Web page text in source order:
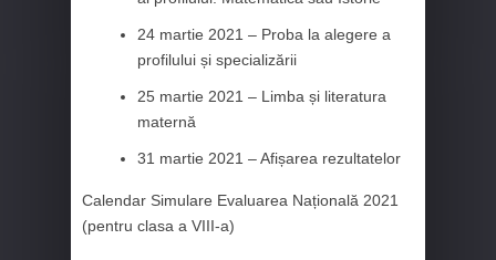
24 martie 2021 – Proba la alegere a
profilului și specializării
25 martie 2021 – Limba și literatura
maternă
31 martie 2021 – Afișarea rezultatelor
Calendar Simulare Evaluarea Națională 2021
(pentru clasa a VIII-a)